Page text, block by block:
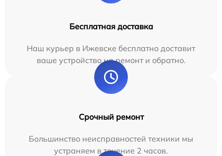
Бесплатная доставка
Наш курьер в Ижевске бесплатно доставит
ваше устройство на ремонт и обратно.
Срочный ремонт
Большинство неисправностей техники мы
устраняем в течение 2 часов.